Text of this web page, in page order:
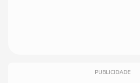
PUBLICIDADE